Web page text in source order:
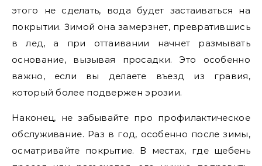
этого не сделать, вода будет застаиваться на
покрытии. Зимой она замерзнет, превратившись
в лед, а при оттаивании начнет размывать
основание, вызывая просадки. Это особенно
важно, если вы делаете въезд из гравия,
который более подвержен эрозии.
Наконец, не забывайте про профилактическое
обслуживание. Раз в год, особенно после зимы,
осматривайте покрытие. В местах, где щебень